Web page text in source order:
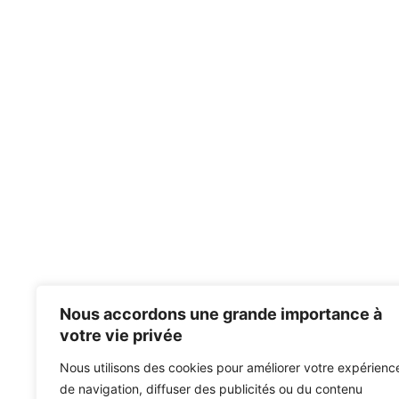
Nous accordons une grande importance à
votre vie privée
Nous utilisons des cookies pour améliorer votre
de navigation, diffuser des publicités ou du contenu